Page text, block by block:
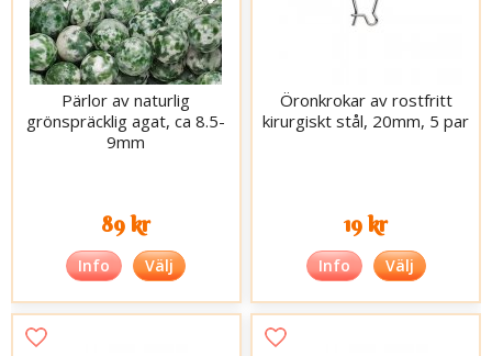
Pärlor av naturlig
grönspräcklig agat, ca 8.5-
9mm
89 kr
Info Välj
Öronkrokar av rostfritt
kirurgiskt stål, 20mm, 5 par
19 kr
Info Välj